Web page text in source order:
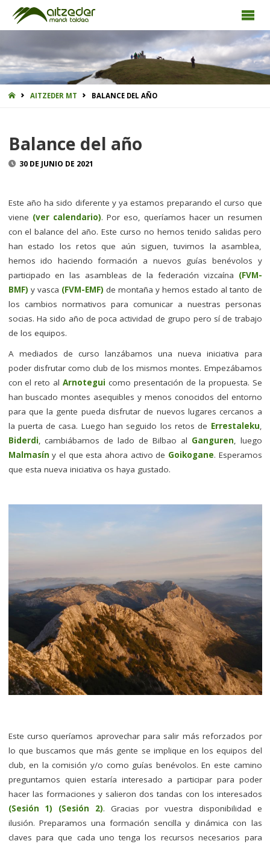
INICIOAITZEDER MT BALANCE DEL AÑO
Balance del año
30 DE JUNIO DE 2021
Este año ha sido diferente y ya estamos preparando el curso que
viene (ver calendario). Por eso, queríamos hacer un resumen
con el balance del año. Este curso no hemos tenido salidas pero
han estado los retos que aún siguen, tuvimos la asamblea,
hemos ido haciendo formación a nuevos guías benévolos y
participado en las asambleas de la federación vizcaína (FVM-
BMF) y vasca (FVM-EMF) de montaña y hemos estado al tanto de
los cambios normativos para comunicar a nuestras personas
socias. Ha sido año de poca actividad de grupo pero sí de trabajo
de los equipos.
A mediados de curso lanzábamos una nueva iniciativa para
poder disfrutar como club de los mismos montes. Empezábamos
con el reto alArnotegui como presentación de la propuesta. Se
han buscado montes asequibles y menos conocidos del entorno
para que la gente pueda disfrutar de nuevos lugares cercanos a
la puerta de casa. Luego han seguido los retos de Errestaleku,
Biderdi, cambiábamos de lado de Bilbao al Ganguren, luego
Malmasín y el que esta ahora activo de Goikogane. Esperamos
que esta nueva iniciativa os haya gustado.
Este curso queríamos aprovechar para salir más reforzados por
lo que buscamos que más gente se implique en los equipos del
club, en la comisión y/o como guías benévolos. En este camino
preguntamos quien estaría interesado a participar para poder
hacer las formaciones y salieron dos tandas con los interesados
(Sesión 1)
(Sesión 2). Gracias por vuestra disponibilidad e
ilusión. Preparamos una formación sencilla y dinámica con las
claves para que cada uno tenga los recursos necesarios para